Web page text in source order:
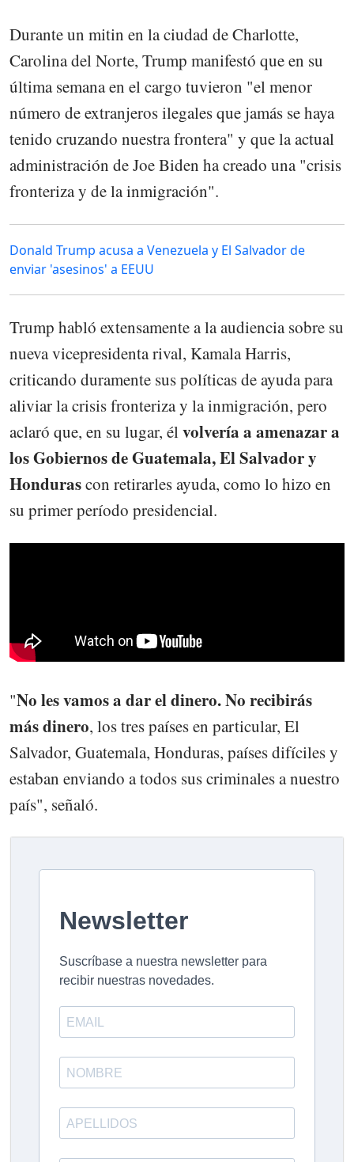
Durante un mitin en la ciudad de Charlotte,
Carolina del Norte, Trump manifestó que en su
última semana en el cargo tuvieron "el menor
número de extranjeros ilegales que jamás se haya
tenido cruzando nuestra frontera" y que la actual
administración de Joe Biden ha creado una "crisis
fronteriza y de la inmigración".
Donald Trump acusa a Venezuela y El Salvador de
enviar 'asesinos' a EEUU
Trump habló extensamente a la audiencia sobre su
nueva vicepresidenta rival, Kamala Harris,
criticando duramente sus políticas de ayuda para
aliviar la crisis fronteriza y la inmigración, pero
aclaró que, en su lugar, élvolvería a amenazar a
los Gobiernos de Guatemala, El Salvador y
Hondurascon retirarles ayuda, como lo hizo en
su primer período presidencial.
"No les vamos a dar el dinero. No recibirás
más dinero, los tres países en particular, El
Salvador, Guatemala, Honduras, países difíciles y
estaban enviando a todos sus criminales a nuestro
país", señaló.